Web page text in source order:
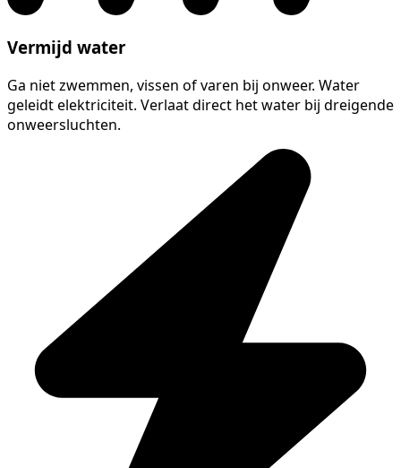
Vermijd water
Ga niet zwemmen, vissen of varen bij onweer. Water
geleidt elektriciteit. Verlaat direct het water bij dreigende
onweersluchten.